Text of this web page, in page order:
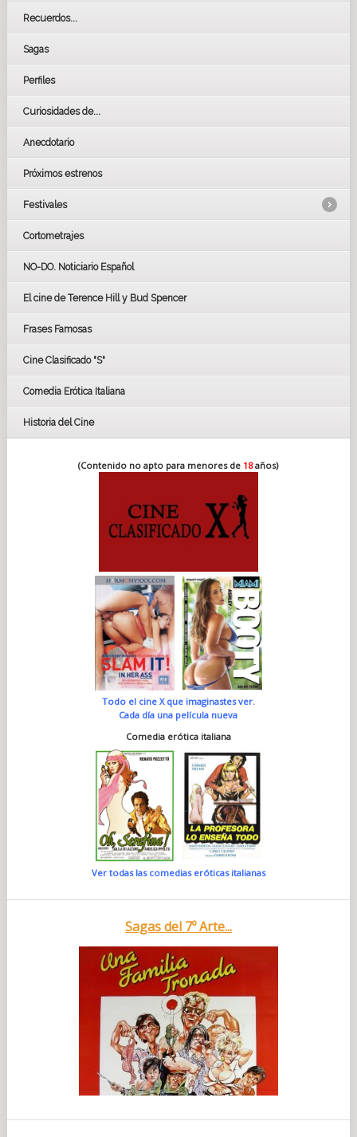
Recuerdos...
Sagas
Perfiles
Curiosidades de...
Anecdotario
Próximos estrenos
Festivales
LOS OSCARS
GOYAS
BAFTA
Cortometrajes
NO-DO. Noticiario Español
El cine de Terence Hill y Bud Spencer
Frases Famosas
Cine Clasificado "S"
Comedia Erótica Italiana
Historia del Cine
(Contenido no apto para menores de 18años)
Todo el cine X que imaginastes ver.
Cada día una película nueva
Comedia erótica italiana
Ver todas las comedias eróticas italianas
Sagas del 7º Arte...